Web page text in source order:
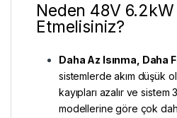
Neden 48V
Etmelisiniz?
Daha Az Isınma, Daha
sistemlerde akım düşük
kayıpları azalır ve sistem
modellerine göre çok